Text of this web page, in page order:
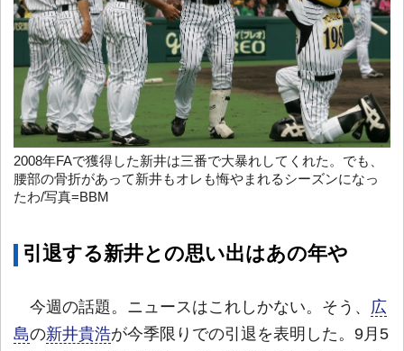
2008年FAで獲得した新井は三番で大暴れしてくれた。でも、
腰部の骨折があって新井もオレも悔やまれるシーズンになっ
たわ/写真=BBM
引退する新井との思い出はあの年や
今週の話題。ニュースはこれしかない。そう、 広
島の新井貴浩が今季限りでの引退を表明した。9月5